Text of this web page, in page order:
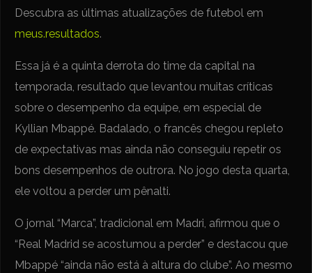
Descubra as últimas atualizações de futebol em
meus.resultados.
Essa já é a quinta derrota do time da capital na
temporada, resultado que levantou muitas críticas
sobre o desempenho da equipe, em especial de
Kyllian Mbappé. Badalado, o francês chegou repleto
de expectativas mas ainda não conseguiu repetir os
bons desempenhos de outrora. No jogo desta quarta,
ele voltou a perder um pênalti.
O jornal “Marca”, tradicional em Madri, afirmou que o
“Real Madrid se acostumou a perder” e destacou que
Mbappé “ainda não está à altura do clube”. Ao mesmo